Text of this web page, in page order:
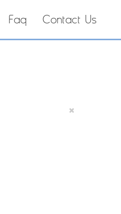
Faq Contact Us